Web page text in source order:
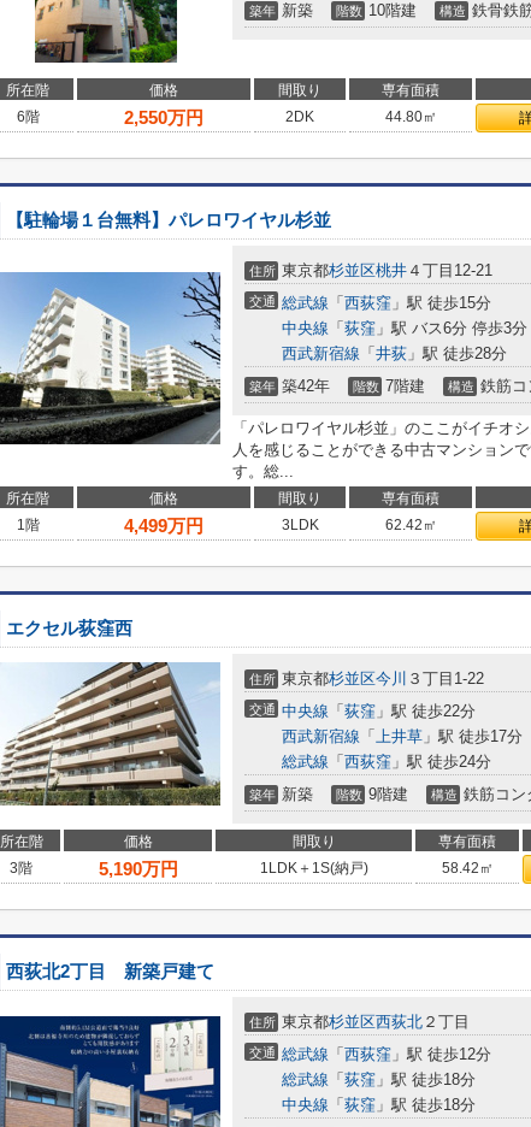
築年 新築 階数 10階建 構造 鉄骨鉄
所在階 価格 間取り 専有面積
6階
2,550万円 2DK 44.80㎡
【駐輪場１台無料】パレロワイヤル杉並
住所 東京都杉並区桃井 ４丁目12-21
交通 総武線 「 西荻窪 」駅 徒歩15分
中央線 「 荻窪 」駅 バス6分 停歩3分
西武新宿線 「 井荻 」駅 徒歩28分
築年 築42年 階数 7階建 構造 鉄筋コ
「パレロワイヤル杉並」のここがイチオ
人を感じることができる中古マンション
す。総...
所在階 価格 間取り 専有面積
1階
4,499万円 3LDK 62.42㎡
エクセル荻窪西
住所 東京都杉並区今川 ３丁目1-22
交通 中央線 「 荻窪 」駅 徒歩22分
西武新宿線 「 上井草 」駅 徒歩17分
総武線 「 西荻窪 」駅 徒歩24分
築年 新築 階数 9階建 構造 鉄筋コン
所在階 価格 間取り 専有面積
3階
5,190万円 1LDK＋1S(納戸) 58.42㎡
西荻北2丁目 新築戸建て
住所 東京都杉並区西荻北 ２丁目
交通 総武線 「 西荻窪 」駅 徒歩12分
総武線 「 荻窪 」駅 徒歩18分
中央線 「 荻窪 」駅 徒歩18分